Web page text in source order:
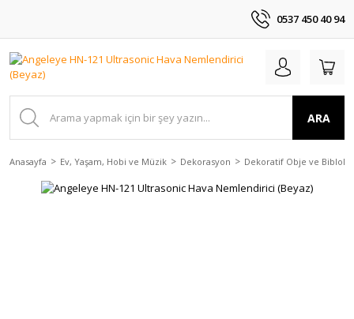
0537 450 40 94
ARA
Anasayfa Ev, Yaşam, Hobi ve Müzik Dekorasyon Dekoratif Obje ve Biblolar